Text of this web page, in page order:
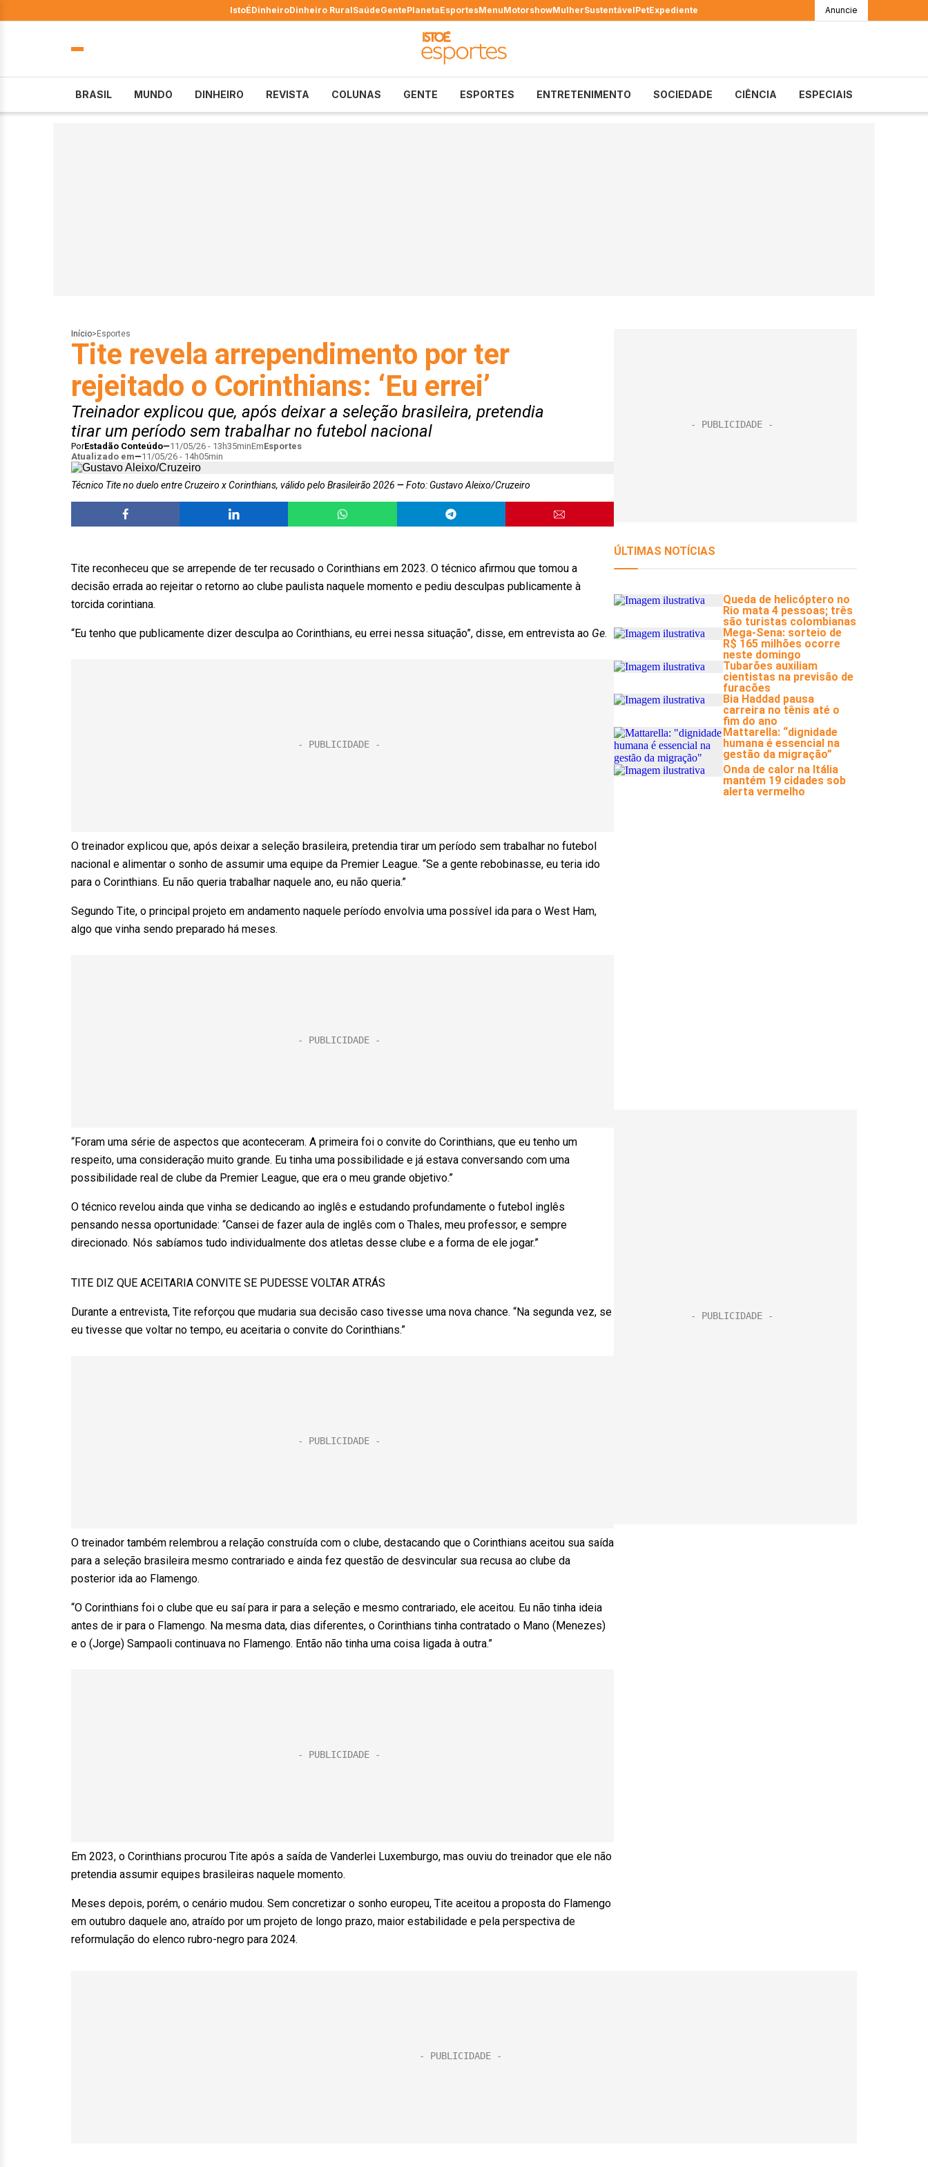
IstoÉDinheiroDinheiro RuralSaúdeGentePlanetaEsportesMenuMotorshowMulherSustentávelPetExpediente Anuncie
BRASIL MUNDO DINHEIRO REVISTA COLUNAS GENTE ESPORTES ENTRETENIMENTO SOCIEDADE CIÊNCIA ESPECIAIS
Início> Esportes
Tite revela arrependimento por ter
rejeitado o Corinthians: ‘Eu errei’
Treinador explicou que, após deixar a seleção brasileira, pretendia
tirar um período sem trabalhar no futebol nacional
PorEstadão Conteúdo 11/05/26 - 13h35minEmEsportes
Atualizado em
11/05/26 - 14h05min
Técnico Tite no duelo entre Cruzeiro x Corinthians, válido pelo Brasileirão 2026 Foto: Gustavo Aleixo/Cruzeiro
Tite reconheceu que se arrepende de ter recusado o Corinthians em 2023. O técnico afirmou que tomou a
decisão errada ao rejeitar o retorno ao clube paulista naquele momento e pediu desculpas publicamente à
torcida corintiana.
“Eu tenho que publicamente dizer desculpa ao Corinthians, eu errei nessa situação”, disse, em entrevista ao Ge.
O treinador explicou que, após deixar a seleção brasileira, pretendia tirar um período sem trabalhar no futebol
nacional e alimentar o sonho de assumir uma equipe da Premier League. “Se a gente rebobinasse, eu teria ido
para o Corinthians. Eu não queria trabalhar naquele ano, eu não queria.”
Segundo Tite, o principal projeto em andamento naquele período envolvia uma possível ida para o West Ham,
algo que vinha sendo preparado há meses.
“Foram uma série de aspectos que aconteceram. A primeira foi o convite do Corinthians, que eu tenho um
respeito, uma consideração muito grande. Eu tinha uma possibilidade e já estava conversando com uma
possibilidade real de clube da Premier League, que era o meu grande objetivo.”
O técnico revelou ainda que vinha se dedicando ao inglês e estudando profundamente o futebol inglês
pensando nessa oportunidade: “Cansei de fazer aula de inglês com o Thales, meu professor, e sempre
direcionado. Nós sabíamos tudo individualmente dos atletas desse clube e a forma de ele jogar.”
TITE DIZ QUE ACEITARIA CONVITE SE PUDESSE VOLTAR ATRÁS
Durante a entrevista, Tite reforçou que mudaria sua decisão caso tivesse uma nova chance. “Na segunda vez, se
eu tivesse que voltar no tempo, eu aceitaria o convite do Corinthians.”
O treinador também relembrou a relação construída com o clube, destacando que o Corinthians aceitou sua saída
para a seleção brasileira mesmo contrariado e ainda fez questão de desvincular sua recusa ao clube da
posterior ida ao Flamengo.
“O Corinthians foi o clube que eu saí para ir para a seleção e mesmo contrariado, ele aceitou. Eu não tinha ideia
antes de ir para o Flamengo. Na mesma data, dias diferentes, o Corinthians tinha contratado o Mano (Menezes)
e o (Jorge) Sampaoli continuava no Flamengo. Então não tinha uma coisa ligada à outra.”
Em 2023, o Corinthians procurou Tite após a saída de Vanderlei Luxemburgo, mas ouviu do treinador que ele não
pretendia assumir equipes brasileiras naquele momento.
Meses depois, porém, o cenário mudou. Sem concretizar o sonho europeu, Tite aceitou a proposta do Flamengo
em outubro daquele ano, atraído por um projeto de longo prazo, maior estabilidade e pela perspectiva de
reformulação do elenco rubro-negro para 2024.